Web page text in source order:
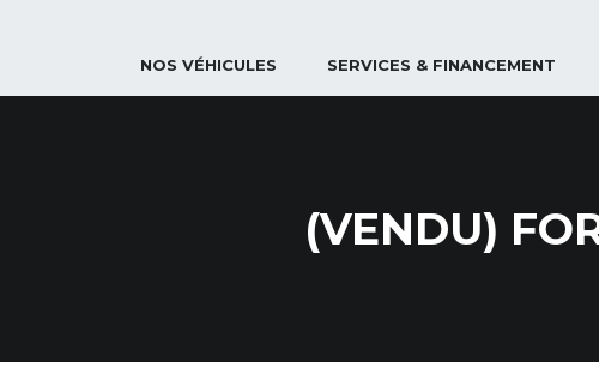
NOS VÉHICULES SERVICES & FINANCEMENT
(VENDU)